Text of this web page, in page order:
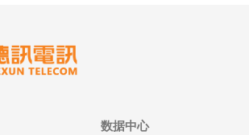
数据中心